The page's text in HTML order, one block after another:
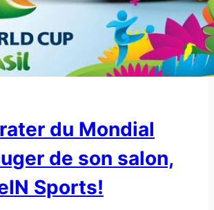
du Mondial
de son salon,
Sports!